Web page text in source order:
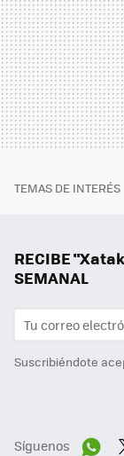
TEMAS DE INTERÉS
RECIBE
SEMANAL
Suscribiéndote
Síguenos